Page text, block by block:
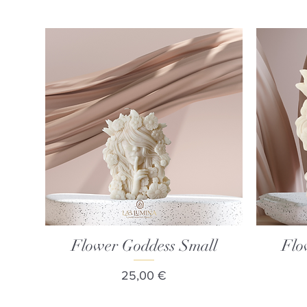
Γρήγορη προβολή
Flower Goddess Small
Τιμή
25,00 €